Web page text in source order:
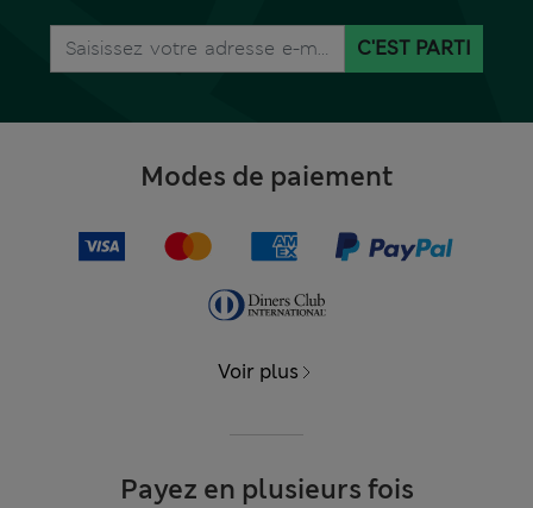
C'EST PARTI
Modes de paiement
Voir plus
Payez en plusieurs fois